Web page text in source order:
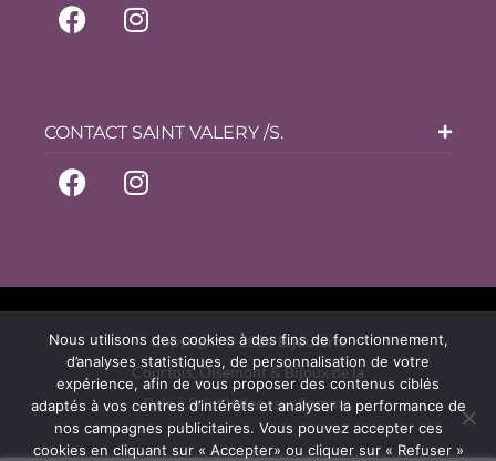
CONTACT SAINT VALERY /S.
Copyright © 2026 Bijouterie
Courtois, Oisemont & Bijoux de la
Baie à Saint Valery sur Somme.
Nous utilisons des cookies à des fins de fonctionnement,
d’analyses statistiques, de personnalisation de votre
expérience, afin de vous proposer des contenus ciblés
adaptés à vos centres d’intérêts et analyser la performance de
nos campagnes publicitaires. Vous pouvez accepter ces
cookies en cliquant sur « Accepter» ou cliquer sur « Refuser »